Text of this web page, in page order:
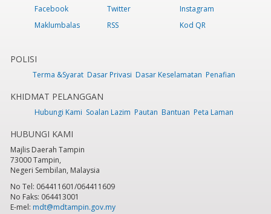
Facebook Twitter
Instagram
Maklumbalas
RSS Kod QR
POLISI
Terma &Syarat Dasar Privasi Dasar Keselamatan Penafian
KHIDMAT PELANGGAN
Hubungi Kami Soalan Lazim Pautan Bantuan Peta Laman
HUBUNGI KAMI
Majlis Daerah Tampin
73000 Tampin,
Negeri Sembilan, Malaysia
No Tel: 064411601/064411609
No Faks: 064413001
E-mel: mdt@mdtampin.gov.my